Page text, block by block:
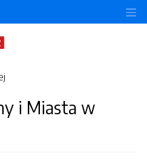
i Miasta w